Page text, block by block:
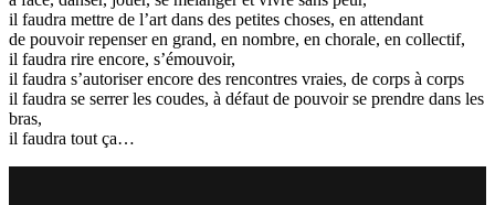
il faudra mettre de l’art dans des petites choses, en attendant
de pouvoir repenser en grand, en nombre, en chorale, en collectif,
il faudra rire encore, s’émouvoir,
il faudra s’autoriser encore des rencontres vraies, de corps à corps
il faudra se serrer les coudes, à défaut de pouvoir se prendre dans les
bras,
il faudra tout ça…